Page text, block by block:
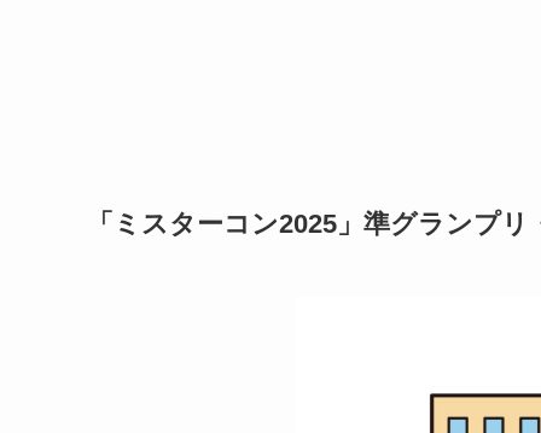
「ミスターコン2025」準グランプ